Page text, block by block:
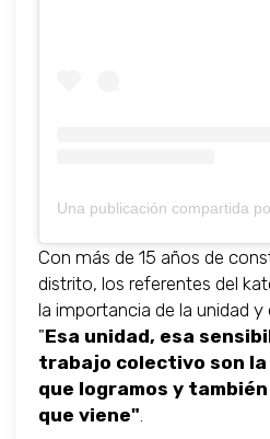
Con más de 15 años de
distrito, los referentes del
la importancia de la unidad
"Esa unidad, esa
trabajo colectivo son la
que logramos y
que viene".